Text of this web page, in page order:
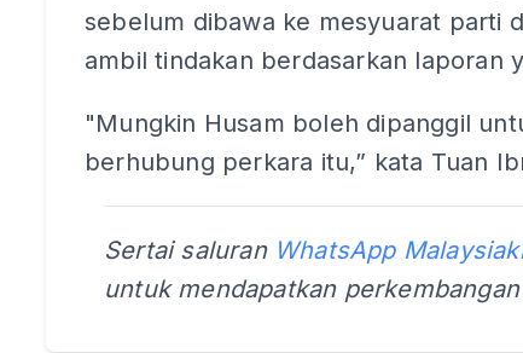
sebelum dibawa ke mesyuarat parti
ambil tindakan berdasarkan laporan
"Mungkin Husam boleh dipanggil
berhubung perkara itu,” kata Tuan
Sertai saluran WhatsApp
untuk mendapatkan